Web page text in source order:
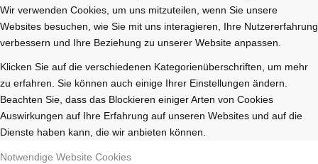
Wir verwenden Cookies, um uns mitzuteilen, wenn Sie unsere
Websites besuchen, wie Sie mit uns interagieren, Ihre Nutzererfahrung
verbessern und Ihre Beziehung zu unserer Website anpassen.
Klicken Sie auf die verschiedenen Kategorienüberschriften, um mehr
zu erfahren. Sie können auch einige Ihrer Einstellungen ändern.
Beachten Sie, dass das Blockieren einiger Arten von Cookies
Auswirkungen auf Ihre Erfahrung auf unseren Websites und auf die
Dienste haben kann, die wir anbieten können.
Notwendige Website Cookies